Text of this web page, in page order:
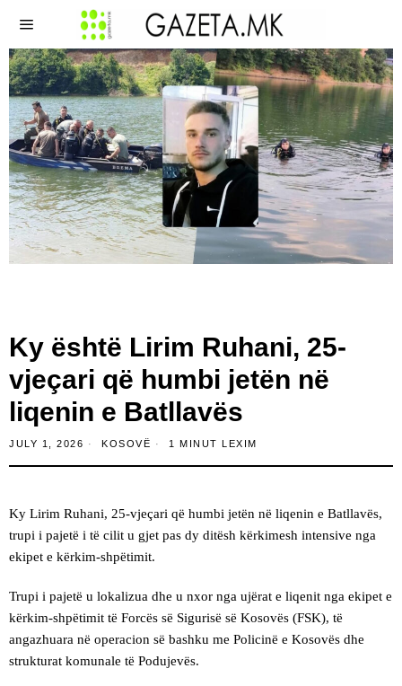
Ky është Lirim Ruhani, 25-
vjeçari që humbi jetën në
liqenin e Batllavës
JULY 1, 2026 KOSOVË 1 MINUT LEXIM
Ky Lirim Ruhani, 25-vjeçari që humbi jetën në liqenin e Batllavës,
trupi i pajetë i të cilit u gjet pas dy ditësh kërkimesh intensive nga
ekipet e kërkim-shpëtimit.
Trupi i pajetë u lokalizua dhe u nxor nga ujërat e liqenit nga ekipet e
kërkim-shpëtimit të Forcës së Sigurisë së Kosovës (FSK), të
angazhuara në operacion së bashku me Policinë e Kosovës dhe
strukturat komunale të Podujevës.